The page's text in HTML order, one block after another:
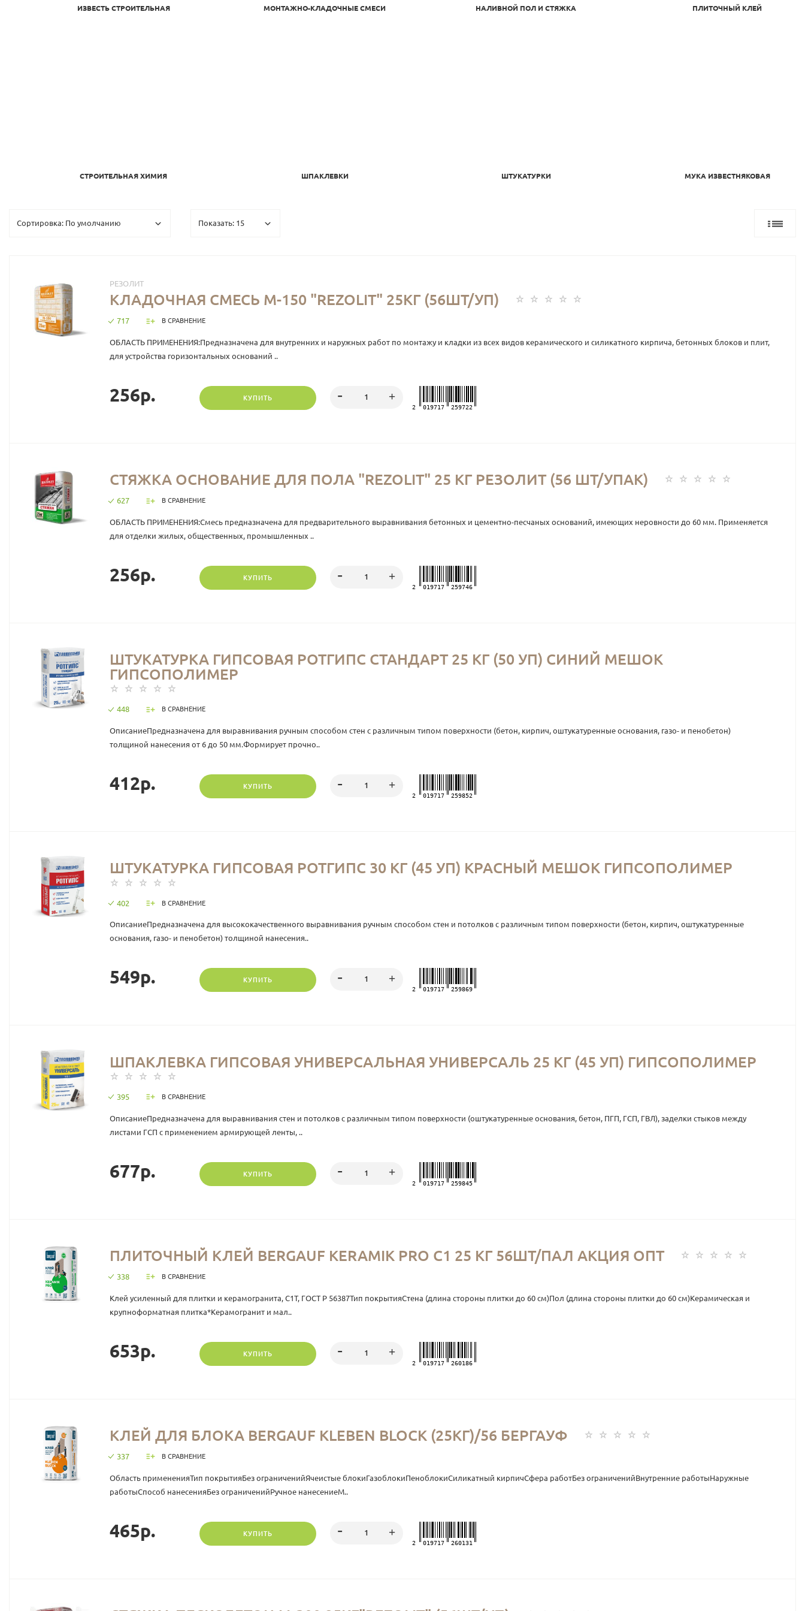
ИЗВЕСТЬ СТРОИТЕЛЬНАЯ МОНТАЖНО-КЛАДОЧНЫЕ СМЕСИ НАЛИВНОЙ ПОЛ И СТЯЖКА ПЛИТОЧНЫЙ КЛЕЙ
СТРОИТЕЛЬНАЯ ХИМИЯ ШПАКЛЕВКИ ШТУКАТУРКИ МУКА ИЗВЕСТНЯКОВАЯ
РЕЗОЛИТ
КЛАДОЧНАЯ СМЕСЬ М-150 "REZOLIT" 25КГ (56ШТ/УП)
717 В СРАВНЕНИЕ
ОБЛАСТЬ ПРИМЕНЕНИЯ:Предназначена для внутренних и наружных работ по монтажу и кладки из всех видов керамического и силикатного кирпича, бетонных блоков и плит,
для устройства горизонтальных оснований ..
256р. КУПИТЬ
2 019717 259722
СТЯЖКА ОСНОВАНИЕ ДЛЯ ПОЛА "REZOLIT" 25 КГ РЕЗОЛИТ (56 ШТ/УПАК)
627 В СРАВНЕНИЕ
ОБЛАСТЬ ПРИМЕНЕНИЯ:Смесь предназначена для предварительного выравнивания бетонных и цементно-песчаных оснований, имеющих неровности до 60 мм. Применяется
для отделки жилых, общественных, промышленных ..
256р. КУПИТЬ
2 019717 259746
ШТУКАТУРКА ГИПСОВАЯ РОТГИПС СТАНДАРТ 25 КГ (50 УП) СИНИЙ МЕШОК
ГИПСОПОЛИМЕР
448 В СРАВНЕНИЕ
ОписаниеПредназначена для выравнивания ручным способом стен с различным типом поверхности (бетон, кирпич, оштукатуренные основания, газо- и пенобетон)
толщиной нанесения от 6 до 50 мм.Формирует прочно..
412р. КУПИТЬ
2 019717 259852
ШТУКАТУРКА ГИПСОВАЯ РОТГИПС 30 КГ (45 УП) КРАСНЫЙ МЕШОК ГИПСОПОЛИМЕР
402 В СРАВНЕНИЕ
ОписаниеПредназначена для высококачественного выравнивания ручным способом стен и потолков с различным типом поверхности (бетон, кирпич, оштукатуренные
основания, газо- и пенобетон) толщиной нанесения..
549р. КУПИТЬ
2 019717 259869
ШПАКЛЕВКА ГИПСОВАЯ УНИВЕРСАЛЬНАЯ УНИВЕРСАЛЬ 25 КГ (45 УП) ГИПСОПОЛИМЕР
395 В СРАВНЕНИЕ
ОписаниеПредназначена для выравнивания стен и потолков с различным типом поверхности (оштукатуренные основания, бетон, ПГП, ГСП, ГВЛ), заделки стыков между
листами ГСП с применением армирующей ленты, ..
677р. КУПИТЬ
2 019717 259845
ПЛИТОЧНЫЙ КЛЕЙ BERGAUF KERAMIK PRO С1 25 КГ 56ШТ/ПАЛ АКЦИЯ ОПТ
338 В СРАВНЕНИЕ
Клей усиленный для плитки и керамогранита, С1Т, ГОСТ Р 56387Тип покрытияСтена (длина стороны плитки до 60 см)Пол (длина стороны плитки до 60 см)Керамическая и
крупноформатная плитка*Керамогранит и мал..
653р. КУПИТЬ
2 019717 260186
КЛЕЙ ДЛЯ БЛОКА BERGAUF KLEBEN BLOСK (25КГ)/56 БЕРГАУФ
337 В СРАВНЕНИЕ
Область примененияТип покрытияБез ограниченийЯчеистые блокиГазоблокиПеноблокиСиликатный кирпичСфера работБез ограниченийВнутренние работыНаружные
работыСпособ нанесенияБез ограниченийРучное нанесениеМ..
465р. КУПИТЬ
2 019717 260131